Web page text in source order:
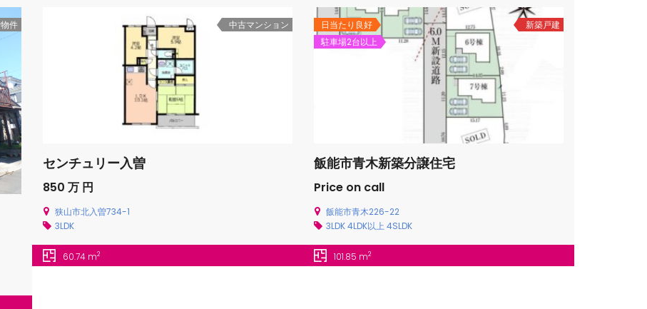
件 中古マンション
センチュリー入曽
850 万 円
狭山市北入曽734-1
3LDK
60.74 m2
日当たり良好
駐車場2台以上
新築戸建
飯能市青木新築分譲住宅
Price on call
飯能市青木226-22
3LDK4LDK以上 4SLDK
101.85 m2